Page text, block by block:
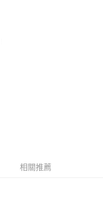
結帳。
可完成結帳。
相關推薦